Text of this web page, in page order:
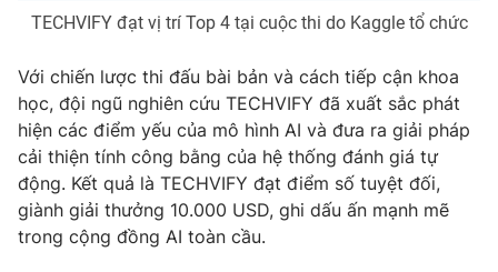
VTV4 Vươn mình bằng AI
VTV9 VTV8
Liên hệ tòa soạn English
TECHVIFY đạt vị trí Top 4 tại cuộc thi do Kaggle tổ chức
Với chiến lược thi đấu bài bản và cách tiếp cận khoa
học, đội ngũ nghiên cứu TECHVIFY đã xuất sắc phát
hiện các điểm yếu của mô hình AI và đưa ra giải pháp
cải thiện tính công bằng của hệ thống đánh giá tự
động. Kết quả là TECHVIFY đạt điểm số tuyệt đối,
giành giải thưởng 10.000 USD, ghi dấu ấn mạnh mẽ
trong cộng đồng AI toàn cầu.